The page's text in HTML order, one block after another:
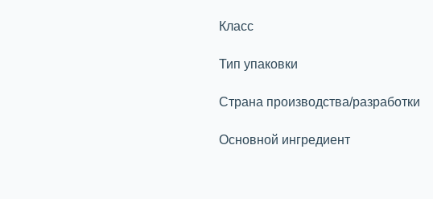
Класс
Тип упаковки
Страна производства/разработки
Основной ингредиент